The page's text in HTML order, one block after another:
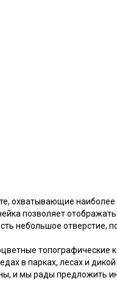
охватывающие
позволяет
небольшое отверстие,
топографические
в парках, лесах и
и мы рады предложить